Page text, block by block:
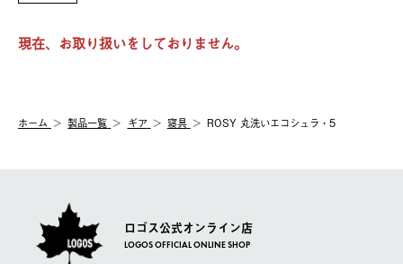
現在、お取り扱いをしておりません。
ホーム 製品⼀覧 ギア 寝具 ROSY 丸洗いエコシュラ・5
ロゴス公式オンライン店
LOGOS OFFICIAL ONLINE SHOP